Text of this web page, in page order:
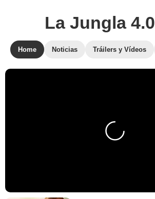
La Jungla 4.0
Home Noticias Tráilers y Vídeos